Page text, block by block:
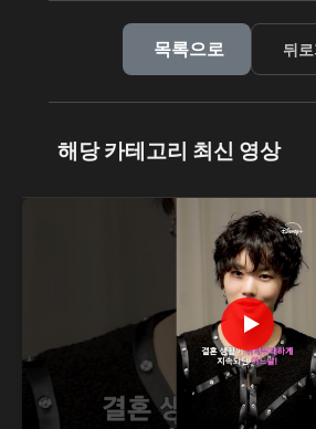
목록으로 뒤
해당 카테고리 최신 영상